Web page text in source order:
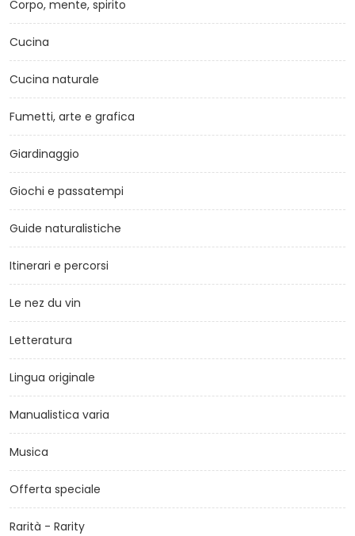
Corpo, mente, spirito
Cucina
Cucina naturale
Fumetti, arte e grafica
Giardinaggio
Giochi e passatempi
Guide naturalistiche
Itinerari e percorsi
Le nez du vin
Letteratura
Lingua originale
Manualistica varia
Musica
Offerta speciale
Rarità - Rarity